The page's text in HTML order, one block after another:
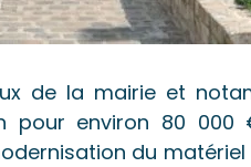
de la mairie et
pour environ 80
du